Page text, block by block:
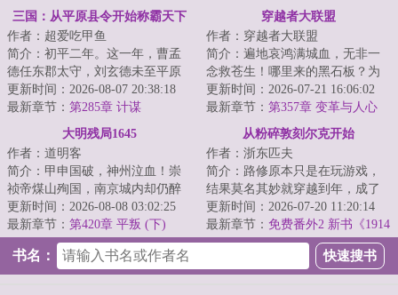
三大行首齐聚
三国：从平原县令开始称霸天下
作者：超爱吃甲鱼
简介：初平二年。这一年，曹孟
德任东郡太守，刘玄德未至平原
县，孙仲谋犹在江都。此间乱世
群雄逐鹿，却无...
更新时间：2026-08-07 20:38:18
最新章节： 第285章 计谋
穿越者大联盟
作者：穿越者大联盟
简介：遍地哀鸿满城血，无非一
念救苍生！哪里来的黑石板？为
什么会穿越？怎么求生？怎么攀
科技？选择什么...
更新时间：2026-07-21 16:06:02
最新章节： 第357章 变革与人心
大明残局1645
作者：道明客
简介：甲申国破，神州泣血！崇
祯帝煤山殉国，南京城内却仍醉
生梦死。当昏聩的弘光朝廷还在
坚持“联虏剿寇...
更新时间：2026-08-08 03:02:25
最新章节： 第420章 平叛 (下)
从粉碎敦刻尔克开始
作者：浙东匹夫
简介：路修原本只是在玩游戏，
结果莫名其妙就穿越到年，成了
一名陆军下士。刚一睁眼，上司
就告诉他：“你...
更新时间：2026-07-20 11:20:14
最新章节： 免费番外2 新书《1914
从否决施里芬计划开始》已上传
书名：